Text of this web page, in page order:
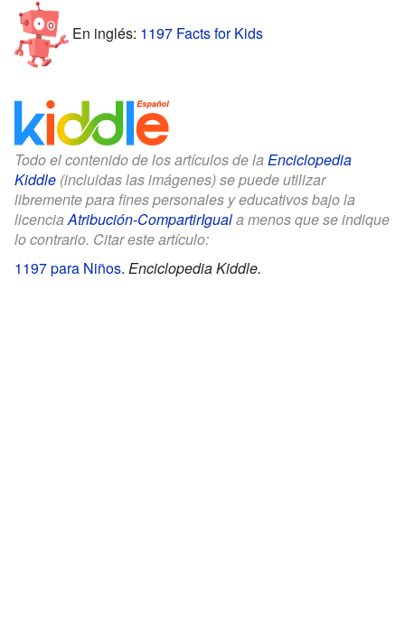
En inglés: 1197 Facts for Kids
Todo el contenido de los artículos de la Enciclopedia
Kiddle (incluidas las imágenes) se puede utilizar
libremente para fines personales y educativos bajo la
licenciaAtribución-CompartirIguala menos que se indique
lo contrario. Citar este artículo:
1197 para Niños. Enciclopedia Kiddle.